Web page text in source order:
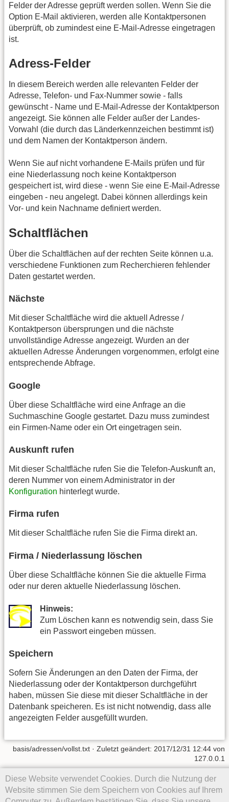
Felder der Adresse geprüft werden sollen. Wenn Sie die
Option E-Mail aktivieren, werden alle Kontaktpersonen
überprüft, ob zumindest eine E-Mail-Adresse eingetragen
ist.
Adress-Felder
In diesem Bereich werden alle relevanten Felder der
Adresse, Telefon- und Fax-Nummer sowie - falls
gewünscht - Name und E-Mail-Adresse der Kontaktperson
angezeigt. Sie können alle Felder außer der Landes-
Vorwahl (die durch das Länderkennzeichen bestimmt ist)
und dem Namen der Kontaktperson ändern.
Wenn Sie auf nicht vorhandene E-Mails prüfen und für
eine Niederlassung noch keine Kontaktperson
gespeichert ist, wird diese - wenn Sie eine E-Mail-Adresse
eingeben - neu angelegt. Dabei können allerdings kein
Vor- und kein Nachname definiert werden.
Schaltflächen
Über die Schaltflächen auf der rechten Seite können u.a.
verschiedene Funktionen zum Recherchieren fehlender
Daten gestartet werden.
Nächste
Mit dieser Schaltfläche wird die aktuell Adresse /
Kontaktperson übersprungen und die nächste
unvollständige Adresse angezeigt. Wurden an der
aktuellen Adresse Änderungen vorgenommen, erfolgt eine
entsprechende Abfrage.
Google
Über diese Schaltfläche wird eine Anfrage an die
Suchmaschine Google gestartet. Dazu muss zumindest
ein Firmen-Name oder ein Ort eingetragen sein.
Auskunft rufen
Mit dieser Schaltfläche rufen Sie die Telefon-Auskunft an,
deren Nummer von einem Administrator in der
Konfiguration hinterlegt wurde.
Firma rufen
Mit dieser Schaltfläche rufen Sie die Firma direkt an.
Firma / Niederlassung löschen
Über diese Schaltfläche können Sie die aktuelle Firma
oder nur deren aktuelle Niederlassung löschen.
Hinweis:
Zum Löschen kann es notwendig sein, dass Sie
ein Passwort eingeben müssen.
Speichern
Sofern Sie Änderungen an den Daten der Firma, der
Niederlassung oder der Kontaktperson durchgeführt
haben, müssen Sie diese mit dieser Schaltfläche in der
Datenbank speicheren. Es ist nicht notwendig, dass alle
angezeigten Felder ausgefüllt wurden.
Diese Website verwendet Cookies. Durch die Nutzung der
Website stimmen Sie dem Speichern von Cookies auf Ihrem
basis/adressen/vollst.txt · Zuletzt geändert: 2017/12/31 12:44 von
127.0.0.1
Falls nicht anders bezeichnet, ist der Inhalt dieses Wikis unter der
folgenden Lizenz veröffentlicht:
CC Attribution-Share Alike 4.0
International